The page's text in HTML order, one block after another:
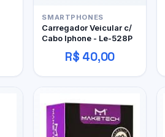
SMARTPHONES
Carregador Veicular c/
Cabo Iphone - Le-528P
R$ 40,00